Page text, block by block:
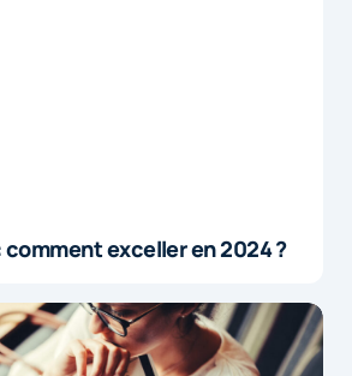
exceller en 2024 ?